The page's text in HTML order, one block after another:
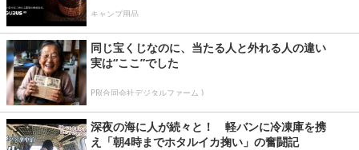
キャンプ用品
同じ宝くじなのに、当たる人と外れる人の違い
実は“ここ”でした
PR(合同会社デジタルファーム )
深夜の海に人が続々と！ 軽バンに冷凍庫を携
え「朝4時までホタルイカ掬い」の奮闘記